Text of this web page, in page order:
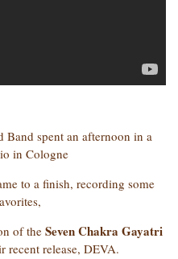
spent an afternoon in a
in Cologne
to a finish, recording some
of the Seven Chakra Gayatri
recent release, DEVA.